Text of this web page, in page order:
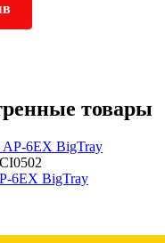
товары
6EX BigTray